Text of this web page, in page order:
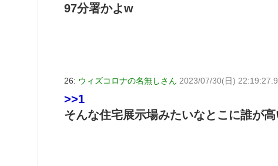
97分署かよw
26: ウィズコロナの名無しさん 2023/07/30(日)
>>1
そんな住宅展示場みたいなとこに誰が